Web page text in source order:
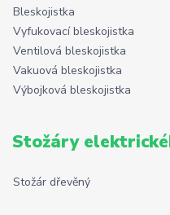
Bleskojistka
Vyfukovací bleskojistka
Ventilová bleskojistka
Vakuová bleskojistka
Výbojková bleskojistka
Stožáry
Stožár dřevěný